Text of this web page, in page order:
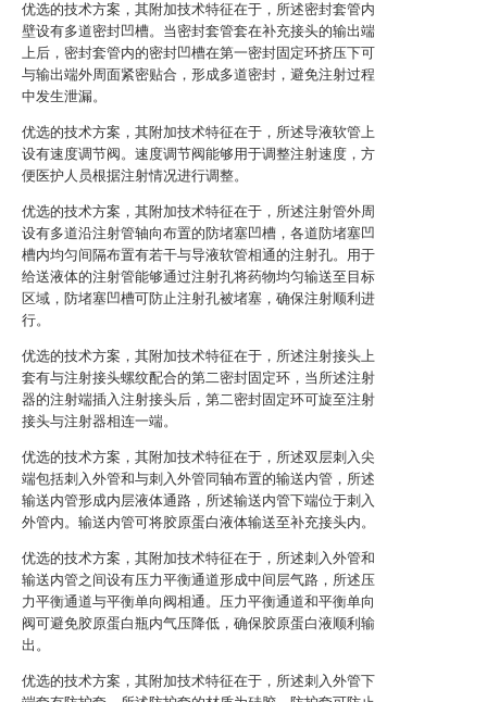
优选的技术方案，其附加技术特征在于，所述密封套管内
壁设有多道密封凹槽。当密封套管套在补充接头的输出端
上后，密封套管内的密封凹槽在第一密封固定环挤压下可
与输出端外周面紧密贴合，形成多道密封，避免注射过程
中发生泄漏。
优选的技术方案，其附加技术特征在于，所述导液软管上
设有速度调节阀。速度调节阀能够用于调整注射速度，方
便医护人员根据注射情况进行调整。
优选的技术方案，其附加技术特征在于，所述注射管外周
设有多道沿注射管轴向布置的防堵塞凹槽，各道防堵塞凹
槽内均匀间隔布置有若干与导液软管相通的注射孔。用于
给送液体的注射管能够通过注射孔将药物均匀输送至目标
区域，防堵塞凹槽可防止注射孔被堵塞，确保注射顺利进
行。
优选的技术方案，其附加技术特征在于，所述注射接头上
套有与注射接头螺纹配合的第二密封固定环，当所述注射
器的注射端插入注射接头后，第二密封固定环可旋至注射
接头与注射器相连一端。
优选的技术方案，其附加技术特征在于，所述双层刺入尖
端包括刺入外管和与刺入外管同轴布置的输送内管，所述
输送内管形成内层液体通路，所述输送内管下端位于刺入
外管内。输送内管可将胶原蛋白液体输送至补充接头内。
优选的技术方案，其附加技术特征在于，所述刺入外管和
输送内管之间设有压力平衡通道形成中间层气路，所述压
力平衡通道与平衡单向阀相通。压力平衡通道和平衡单向
阀可避免胶原蛋白瓶内气压降低，确保胶原蛋白液顺利输
出。
优选的技术方案，其附加技术特征在于，所述刺入外管下